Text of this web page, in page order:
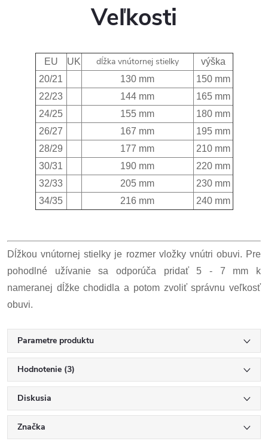
Veľkosti
EU UK dĺžka vnútornej stielky
výška
20/21
130 mm
150 mm
22/23
144 mm
165 mm
24/25
155 mm
180 mm
26/27
167 mm
195 mm
28/29
177 mm
210 mm
30/31
190 mm
220 mm
32/33
205 mm
230 mm
34/35
216 mm 240 mm
Dĺžkou vnútornej stielky je rozmer vložky vnútri obuvi. Pre
pohodlné užívanie sa odporúča pridať 5 - 7 mm k
nameranej dĺžke chodidla a potom zvoliť správnu veľkosť
obuvi.
Parametre produktu
Hodnotenie (3)
Diskusia
Značka